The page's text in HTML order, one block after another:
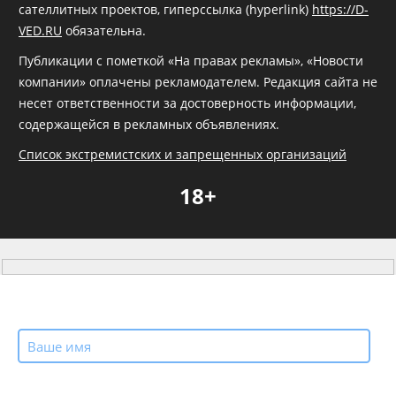
сателлитных проектов, гиперссылка (hyperlink) https://D-
VED.RU обязательна.
Публикации с пометкой «На правах рекламы», «Новости
компании» оплачены рекламодателем. Редакция сайта не
несет ответственности за достоверность информации,
содержащейся в рекламных объявлениях.
Список экстремистских и запрещенных организаций
18+